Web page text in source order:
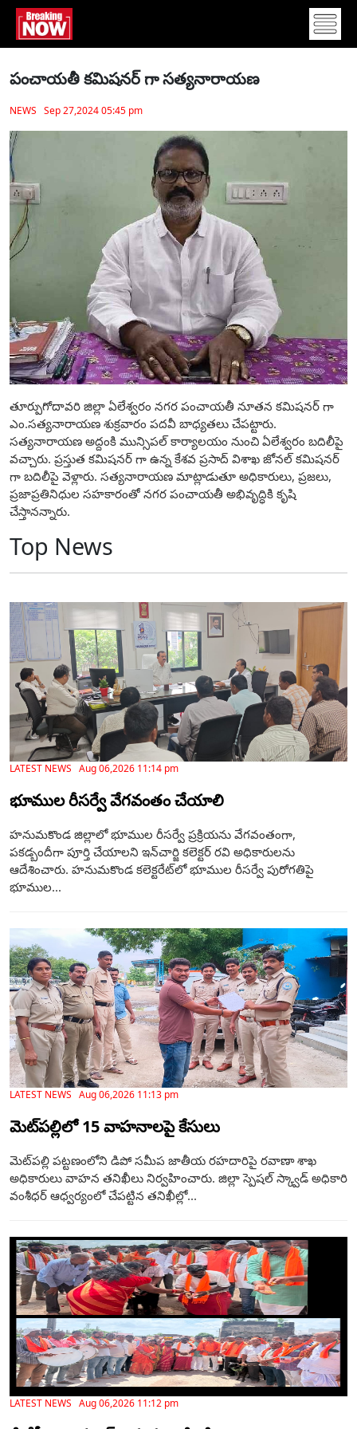
పంచాయతీ కమిషనర్ గా సత్యనారాయణ
NEWS Sep 27,2024 05:45 pm
తూర్పుగోదావరి జిల్లా ఏలేశ్వరం నగర పంచాయతీ నూతన కమిషనర్ గా
ఎం.సత్యనారాయణ శుక్రవారం పదవీ బాధ్యతలు చేపట్టారు.
సత్యనారాయణ అద్దంకి మున్సిపల్ కార్యాలయం నుంచి ఏలేశ్వరం బదిలీపై
వచ్చారు. ప్రస్తుత కమిషనర్ గా ఉన్న కేశవ ప్రసాద్ విశాఖ జోనల్ కమిషనర్
గా బదిలీపై వెళ్లారు. సత్యనారాయణ మాట్లాడుతూ అధికారులు, ప్రజలు,
ప్రజాప్రతినిధుల సహకారంతో నగర పంచాయతీ అభివృద్ధికి కృషి
చేస్తానన్నారు.
Top News
LATEST NEWS Aug 06,2026 11:14 pm
భూముల రీసర్వే వేగవంతం చేయాలి
హనుమకొండ జిల్లాలో భూముల రీసర్వే ప్రక్రియను వేగవంతంగా,
పకడ్బందీగా పూర్తి చేయాలని ఇన్‌చార్జి కలెక్టర్ రవి అధికారులను
ఆదేశించారు. హనుమకొండ కలెక్టరేట్‌లో భూముల రీసర్వే పురోగతిపై
భూముల...
LATEST NEWS Aug 06,2026 11:13 pm
మెట్‌పల్లిలో 15 వాహనాలపై కేసులు
మెట్‌పల్లి పట్టణంలోని డిపో సమీప జాతీయ రహదారిపై రవాణా శాఖ
అధికారులు వాహన తనిఖీలు నిర్వహించారు. జిల్లా స్పెషల్ స్క్వాడ్ అధికారి
వంశీధర్ ఆధ్వర్యంలో చేపట్టిన తనిఖీల్లో...
LATEST NEWS Aug 06,2026 11:12 pm